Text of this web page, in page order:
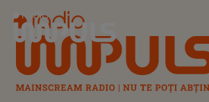
Radio Impuls